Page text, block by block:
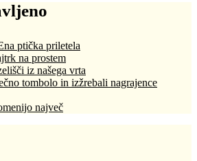
ptička priletela
na prostem
iz našega vrta
tombolo in izžrebali nagrajence
največ